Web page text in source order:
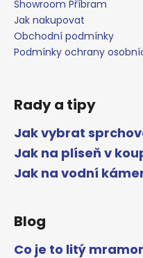
Showroom Příbram
Jak nakupovat
Obchodní podmínky
Podmínky ochrany
Rady a tipy
Jak vybrat
Jak na plíseň v
Jak na vodní
Blog
Co je to litý